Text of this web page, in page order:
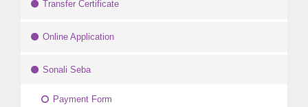
Transfer Certificate
Online Application
Sonali Seba
Payment Form